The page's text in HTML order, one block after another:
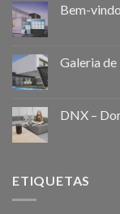
Bem-
Galeria
DNX –
ETIQUETAS